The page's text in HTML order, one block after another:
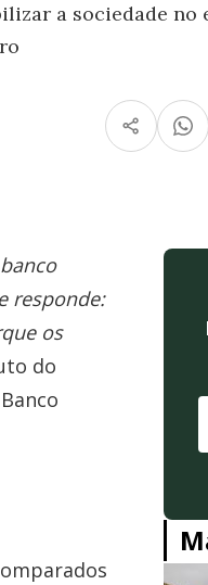
a sociedade no
responde:
os
do